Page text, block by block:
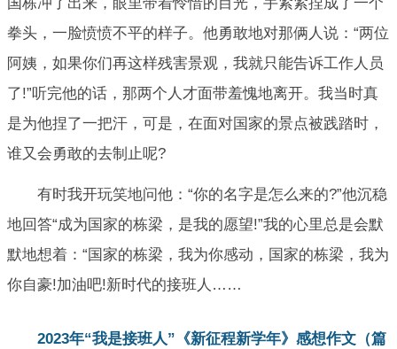
拳头，一脸愤愤不平的样子。他勇敢地对那俩人说：“两位
阿姨，如果你们再这样残害景观，我就只能告诉工作人员
了!”听完他的话，那两个人才面带羞愧地离开。我当时真
是为他捏了一把汗，可是，在面对国家的景点被践踏时，
谁又会勇敢的去制止呢?
有时我开玩笑地问他：“你的名字是怎么来的?”他沉稳
地回答“成为国家的栋梁，是我的愿望!”我的心里总是会默
默地想着：“国家的栋梁，我为你感动，国家的栋梁，我为
你自豪!加油吧!新时代的接班人……
2023年“我是接班人”《新征程新学年》感想作文（篇